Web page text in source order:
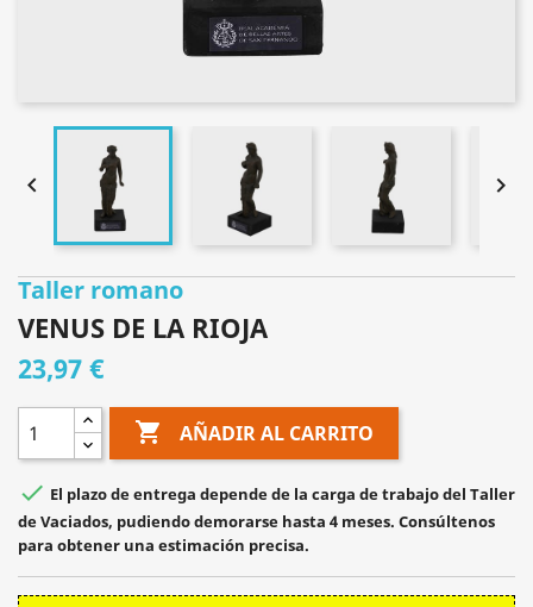
 
Taller romano
VENUS DE LA RIOJA
23,97 €
 AÑADIR AL CARRITO
 El plazo de entrega depende de la carga de trabajo del Taller
de Vaciados, pudiendo demorarse hasta 4 meses. Consúltenos
para obtener una estimación precisa.